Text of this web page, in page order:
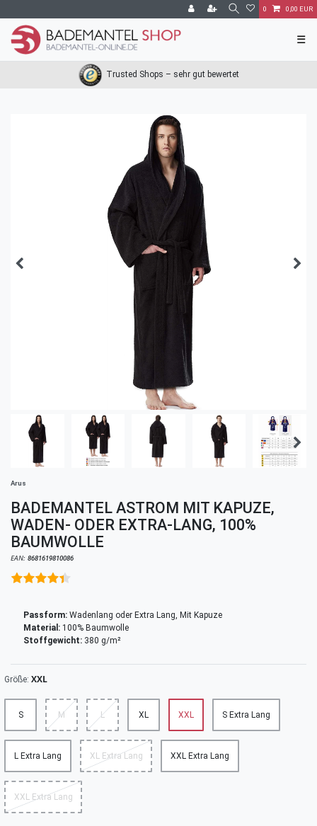
0 0,00 EUR
☰
Trusted Shops – sehr gut bewertet
Arus
BADEMANTEL ASTROM MIT KAPUZE,
WADEN- ODER EXTRA-LANG, 100%
BAUMWOLLE
EAN: 8681619810086
Passform: Wadenlang oder Extra Lang, Mit Kapuze
Material: 100% Baumwolle
Stoffgewicht: 380 g/m²
Größe: XXL
S M L XL XXL S Extra Lang
L Extra Lang XL Extra Lang XXL Extra Lang
XXL Extra Lang